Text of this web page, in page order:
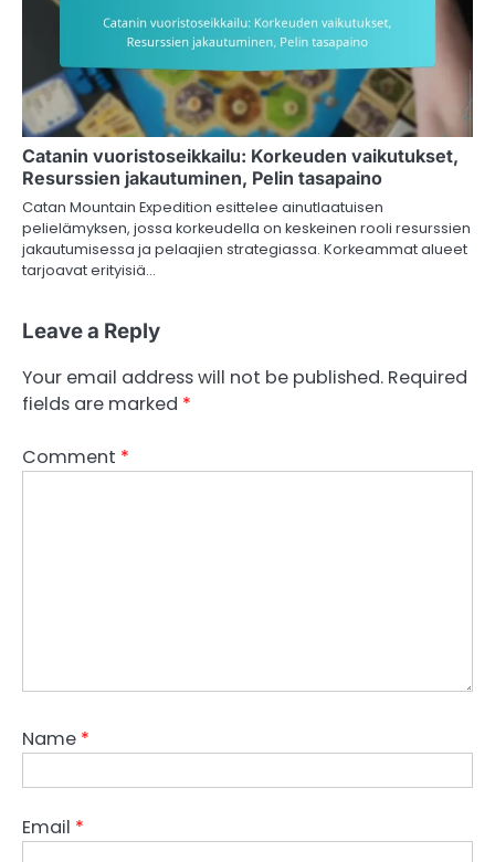
Catanin vuoristoseikkailu: Korkeuden vaikutukset,
Resurssien jakautuminen, Pelin tasapaino
Catan Mountain Expedition esittelee ainutlaatuisen
pelielämyksen, jossa korkeudella on keskeinen rooli resurssien
jakautumisessa ja pelaajien strategiassa. Korkeammat alueet
tarjoavat erityisiä…
Leave a Reply
Your email address will not be published. Required
fields are marked *
Comment *
Name *
Email *